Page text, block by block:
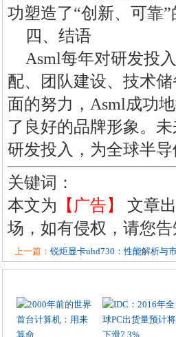
功塑造了“创新、可靠
四、结语
Asml每年对研发投
配、团队建设、技术
面的努力，Asml成功
了良好的品牌形象。
研发投入，为全球半
关键词：
本文为 【广告】
文章
场，如有侵权，请您
上一篇： 锐炬显卡uhd730：性能解析与